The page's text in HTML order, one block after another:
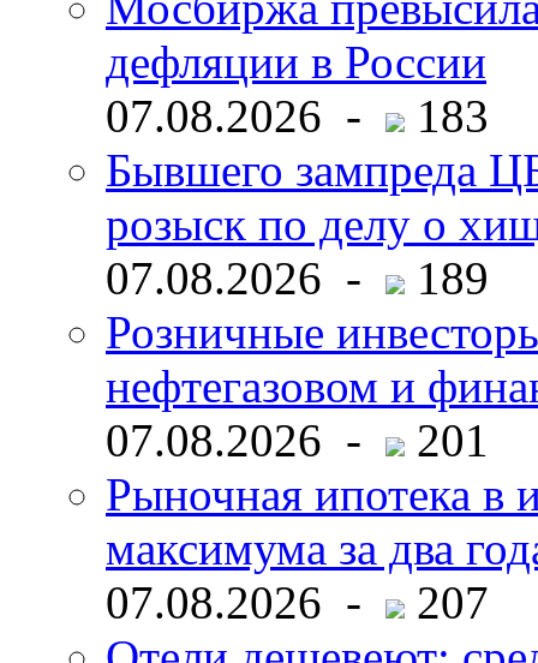
дефляции в России
07.08.2026 -
183
Бывшего зампреда
розыск по делу о
07.08.2026 -
189
Розничные
нефтегазовом и
07.08.2026 -
201
Рыночная ипотека в
максимума за два
07.08.2026 -
207